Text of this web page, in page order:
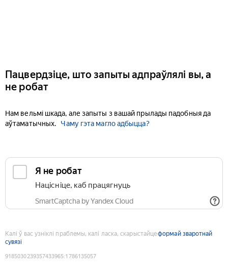
Пацвердзіце, што запыты адпраўлялі вы, а
не робат
Нам вельмі шкада, але запыты з вашай прылады падобныя да
аўтаматычных.
Чаму гэта магло адбыцца?
Я не робат
Націсніце, каб працягнуць
SmartCaptcha by Yandex Cloud
Калі ў вас узніклі праблемы, калі ласка, скарыстайцеформай зваротнай
сувязі
9185030239357433965:1786135057